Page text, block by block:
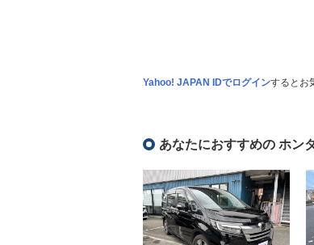
Yahoo! JAPAN IDでログインするとお
あなたにおすすめの ホン